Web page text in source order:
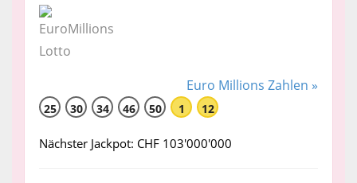
Euro Millions Zahlen »
25 30 34 46 50 1 12
Nächster Jackpot: CHF 103'000'000